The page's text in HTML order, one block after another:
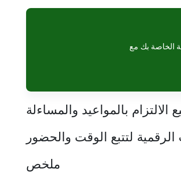
الالتزام بالمواعيد والمساءلة
الرقمية لتتبع الوقت والحضور
ملخص